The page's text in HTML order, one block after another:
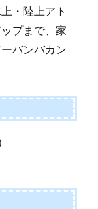
・陸上アト
プまで、家
バンバカン